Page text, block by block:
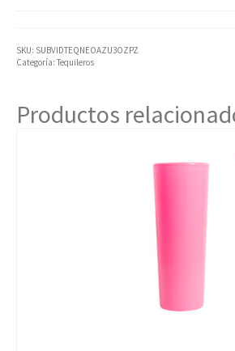
SKU: SUBVIDTEQNEOAZU3OZPZ
Categoría: Tequileros
Productos